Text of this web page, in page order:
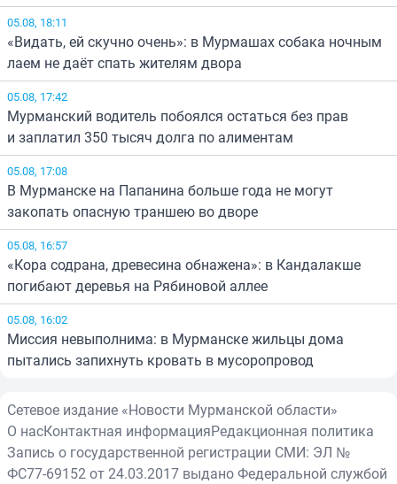
05.08, 18:11
«Видать, ей скучно очень»: в Мурмашах собака ночным
лаем не даёт спать жителям двора
05.08, 17:42
Мурманский водитель побоялся остаться без прав
и заплатил 350 тысяч долга по алиментам
05.08, 17:08
В Мурманске на Папанина больше года не могут
закопать опасную траншею во дворе
05.08, 16:57
«Кора содрана, древесина обнажена»: в Кандалакше
погибают деревья на Рябиновой аллее
05.08, 16:02
Миссия невыполнима: в Мурманске жильцы дома
пытались запихнуть кровать в мусоропровод
Сетевое издание «Новости Мурманской области»
О насКонтактная информацияРедакционная политика
Запись о государственной регистрации СМИ: ЭЛ №
ФС77-69152 от 24.03.2017 выдано Федеральной службой